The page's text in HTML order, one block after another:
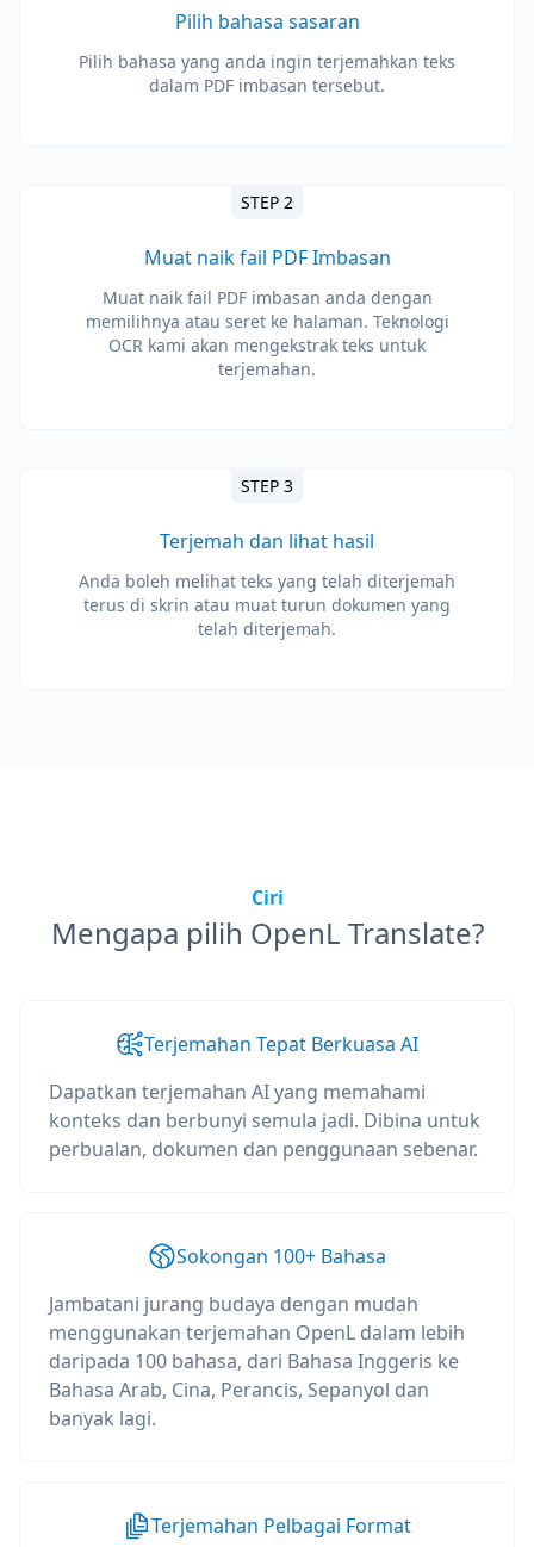
Pilih bahasa sasaran
Pilih bahasa yang anda ingin terjemahkan teks
dalam PDF imbasan tersebut.
STEP 2
Muat naik fail PDF Imbasan
Muat naik fail PDF imbasan anda dengan
memilihnya atau seret ke halaman. Teknologi
OCR kami akan mengekstrak teks untuk
terjemahan.
STEP 3
Terjemah dan lihat hasil
Anda boleh melihat teks yang telah diterjemah
terus di skrin atau muat turun dokumen yang
telah diterjemah.
Ciri
Mengapa pilih OpenL Translate?
Terjemahan Tepat Berkuasa AI
Dapatkan terjemahan AI yang memahami
konteks dan berbunyi semula jadi. Dibina untuk
perbualan, dokumen dan penggunaan sebenar.
Sokongan 100+ Bahasa
Jambatani jurang budaya dengan mudah
menggunakan terjemahan OpenL dalam lebih
daripada 100 bahasa, dari Bahasa Inggeris ke
Bahasa Arab, Cina, Perancis, Sepanyol dan
banyak lagi.
Terjemahan Pelbagai Format